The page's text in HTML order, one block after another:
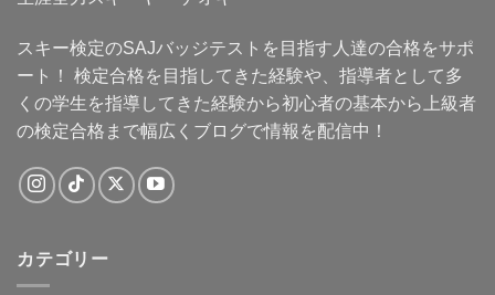
スキー検定のSAJバッジテストを目指す人達の合格をサポ
ート！ 検定合格を目指してきた経験や、指導者として多
くの学生を指導してきた経験から初心者の基本から上級者
の検定合格まで幅広くブログで情報を配信中！
カテゴリー